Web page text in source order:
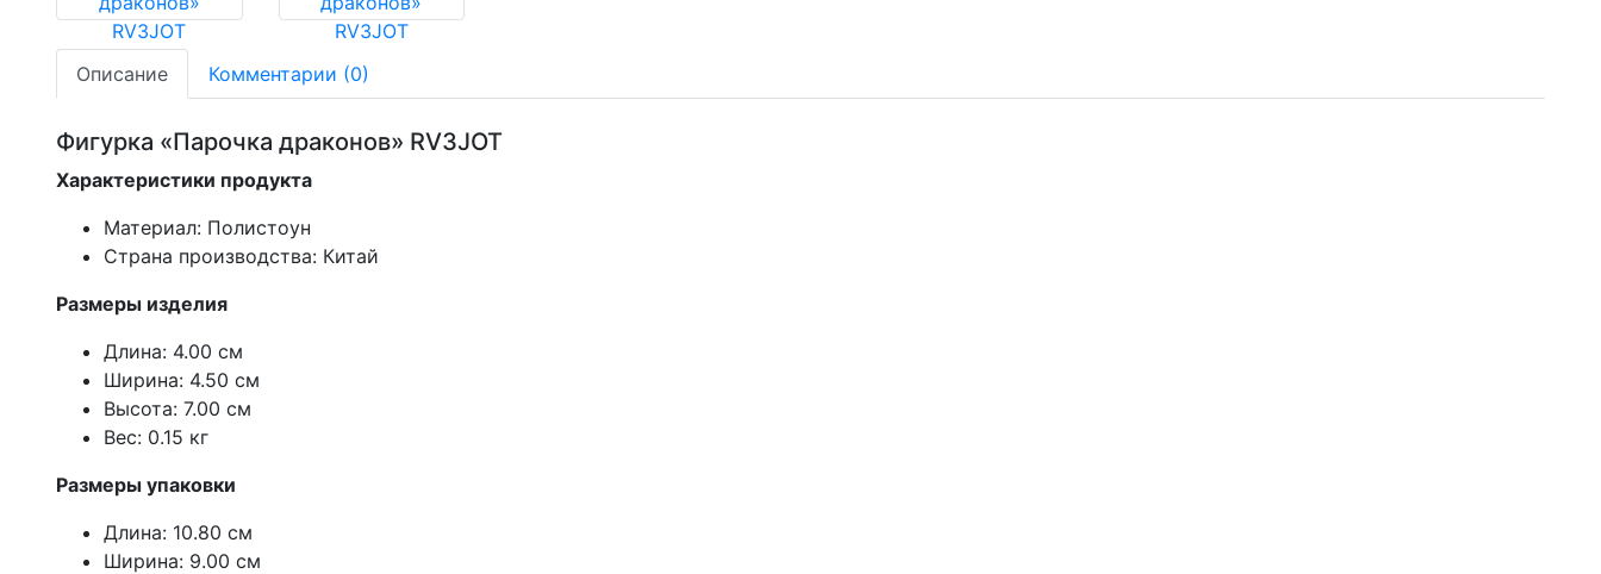
Описание Комментарии (0)
Фигурка «Парочка драконов» RV3JOT
Характеристики продукта
Материал: Полистоун
Страна производства: Китай
Размеры изделия
Длина: 4.00 см
Ширина: 4.50 см
Высота: 7.00 см
Вес: 0.15 кг
Размеры упаковки
Длина: 10.80 см
Ширина: 9.00 см